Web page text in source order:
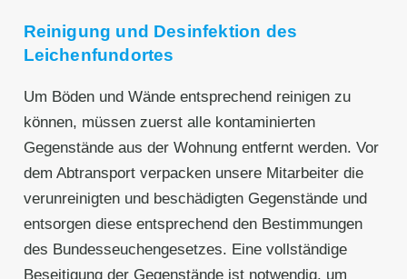
Reinigung und Desinfektion des
Leichenfundortes
Um Böden und Wände entsprechend reinigen zu
können, müssen zuerst alle kontaminierten
Gegenstände aus der Wohnung entfernt werden. Vor
dem Abtransport verpacken unsere Mitarbeiter die
verunreinigten und beschädigten Gegenstände und
entsorgen diese entsprechend den Bestimmungen
des Bundesseuchengesetzes. Eine vollständige
Beseitigung der Gegenstände ist notwendig, um